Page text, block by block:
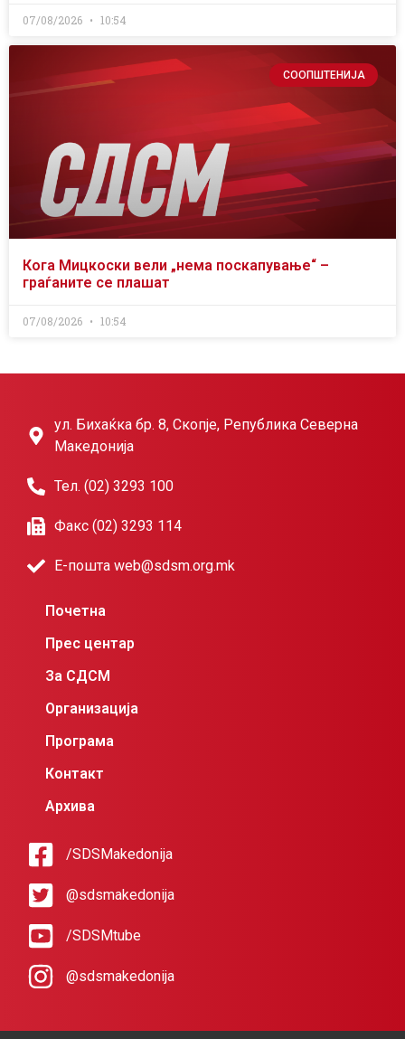
07/08/2026 10:54
СООПШТЕНИЈА
Кога Мицкоски вели „нема поскапување“ –
граѓаните се плашат
07/08/2026 10:54
ул. Бихаќка бр. 8, Скопје, Република Северна
Македонија
Тел. (02) 3293 100
Факс (02) 3293 114
Е-пошта web@sdsm.org.mk
Почетна
Прес центар
За СДСМ
Организација
Програма
Контакт
Архива
/SDSMakedonija
@sdsmakedonija
/SDSMtube
@sdsmakedonija